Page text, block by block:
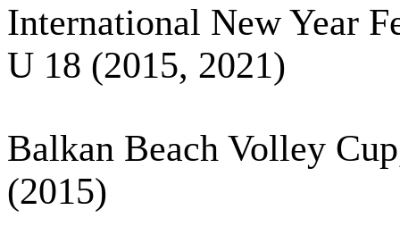
International New Year
U 18 (2015, 2021)
Balkan Beach Volley
(2015)